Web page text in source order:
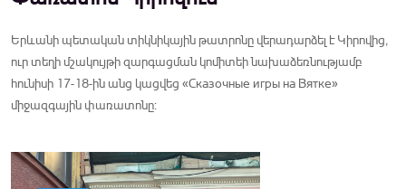
Երևանի պետական տիկնիկային թատրոնը վերադարձել է Կիրովից,
ուր տեղի մշակույթի զարգացման կոմիտեի նախաձեռնությամբ
հունիսի 17-18-ին անց կացվեց «Сказочные игры на Вятке»
միջազգային փառատոնը: